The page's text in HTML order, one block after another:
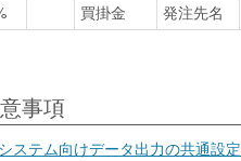
買掛金 発注先名
事項
ステム向けデータ出力の共通設定